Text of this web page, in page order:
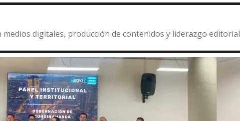
digitales, producción de contenidos y liderazgo editorial